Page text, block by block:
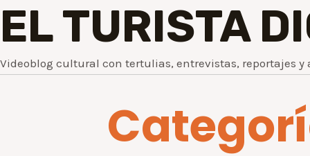
EL TURISTA
Videoblog cultural con tertulias, entrevistas, reportajes y